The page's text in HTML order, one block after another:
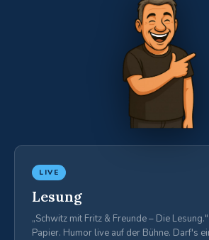
LIVE
Lesung
„Schwitz mit Fritz & Freunde – Die
Papier. Humor live auf der Bühne. Darf's